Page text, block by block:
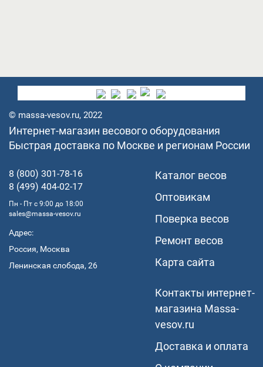
© massa-vesov.ru, 2022
Интернет-магазин весового оборудования
Быстрая доставка по Москве и регионам России
8 (800) 301-78-16
8 (499) 404-02-17
Пн - Пт с 9:00 до 18:00
sales@massa-vesov.ru
Адрес:
Россия, Москва
Ленинская слобода, 26
Каталог весов
Оптовикам
Поверка весов
Ремонт весов
Карта сайта
Контакты интернет-
магазина Мassa-
vesov.ru
Доставка и оплата